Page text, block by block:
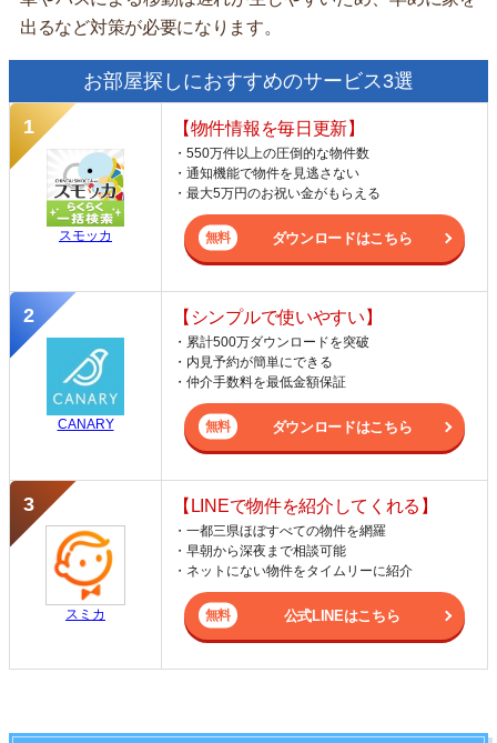
出るなど対策が必要になります。
お部屋探しにおすすめのサービス3選
スモッカ
【物件情報を毎日更新】
・550万件以上の圧倒的な物件数
・通知機能で物件を見逃さない
・最大5万円のお祝い金がもらえる
ダウンロードはこちら
CANARY
【シンプルで使いやすい】
・累計500万ダウンロードを突破
・内見予約が簡単にできる
・仲介手数料を最低金額保証
ダウンロードはこちら
スミカ
【LINEで物件を紹介してくれる】
・一都三県ほぼすべての物件を網羅
・早朝から深夜まで相談可能
・ネットにない物件をタイムリーに紹介
公式LINEはこちら